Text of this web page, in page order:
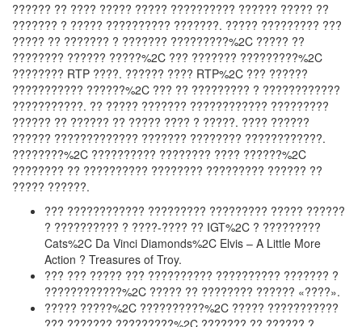
?????? ?? ???? ????? ????? ?????????? ?????? ????? ??
??????? ? ????? ?????????? ???????. ????? ????????? ???
????? ?? ??????? ? ??????? ?????????%2C ????? ??
???????? ?????? ?????%2C ??? ??????? ?????????%2C
???????? RTP ????. ?????? ???? RTP%2C ??? ??????
??????????? ??????%2C ??? ?? ????????? ? ????????????
???????????. ?? ????? ??????? ???????????? ?????????
?????? ?? ?????? ?? ????? ???? ? ?????. ???? ??????
?????? ????????????? ??????? ???????? ????????????.
????????%2C ?????????? ???????? ???? ??????%2C
???????? ?? ?????????? ???????? ????????? ?????? ??
????? ??????.
??? ???????????? ????????? ????????? ????? ??????
? ?????????? ? ????-???? ?? IGT%2C ? ?????????
Cats%2C Da Vinci Diamonds%2C Elvis – A Little More
Action ? Treasures of Troy.
??? ??? ????? ??? ?????????? ?????????? ??????? ?
????????????%2C ????? ?? ???????? ?????? «????».
????? ?????%2C ??????????%2C ????? ???????????
??? ??????? ?????????%2C ??????? ?? ?????? ?